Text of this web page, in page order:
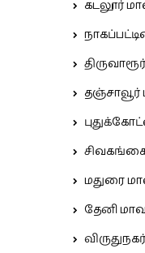
கடலூர்
தஞ்சாவூர்
மதுரை
தேனி